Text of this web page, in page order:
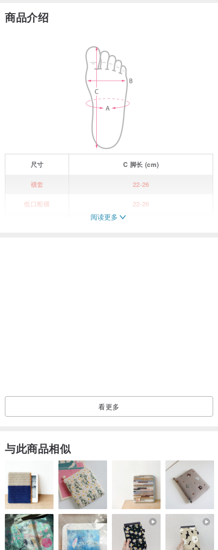
商品介绍
尺寸 C 脚长 (cm)
襪套 22-26
低口船襪 22-26
使其具有持久性的吸湿排汗及去污作用,
让您即刻体验干爽与舒适。
25% 弹性纤维(含凉感纱)、
5% 橡胶
．尺寸：22-26 cm
．产地：台湾
．颜色：黑色、深蓝色、灰色
阅读更多
看更多
与此商品相似